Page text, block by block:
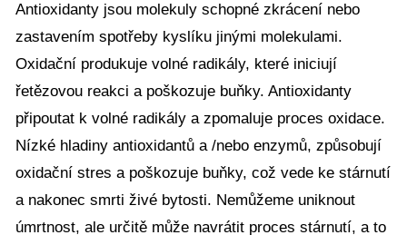
Antioxidanty jsou molekuly schopné zkrácení nebo
zastavením spotřeby kyslíku jinými molekulami.
Oxidační produkuje volné radikály, které iniciují
řetězovou reakci a poškozuje buňky. Antioxidanty
připoutat k volné radikály a zpomaluje proces oxidace.
Nízké hladiny antioxidantů a /nebo enzymů, způsobují
oxidační stres a poškozuje buňky, což vede ke stárnutí
a nakonec smrti živé bytosti. Nemůžeme uniknout
úmrtnost, ale určitě může navrátit proces stárnutí, a to